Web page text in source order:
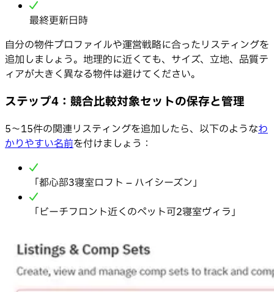
最終更新日時
自分の物件プロファイルや運営戦略に合ったリスティングを
追加しましょう。地理的に近くても、サイズ、立地、品質テ
ィアが大きく異なる物件は避けてください。
ステップ4：競合比較対象セットの保存と管理
5〜15件の関連リスティングを追加したら、以下のようなわ
かりやすい名前を付けましょう：
「都心部3寝室ロフト – ハイシーズン」
「ビーチフロント近くのペット可2寝室ヴィラ」